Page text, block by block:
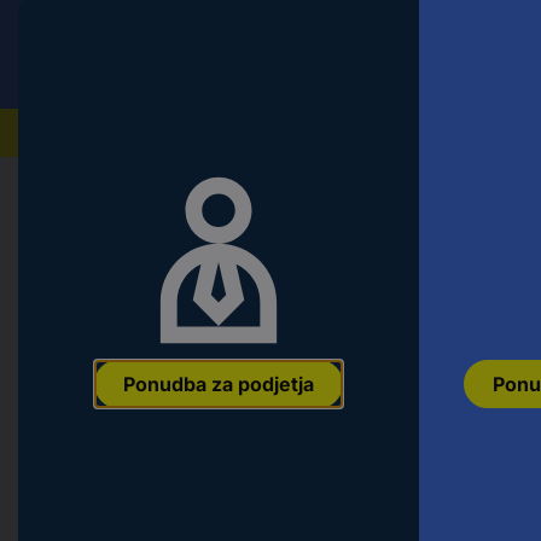
Ponudba za podjetja
Orodje & Delavnica
Brilliant Tools BT022003 set
4042146868508 Koda proizvajalca: Št. izdelka: